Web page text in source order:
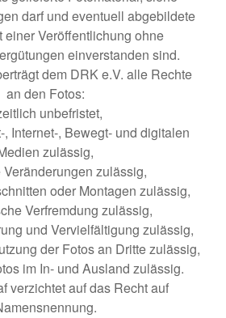
darf und eventuell abgebildete
einer Veröffentlichung ohne
einverstanden sind.
dem DRK e.V. alle Rechte
an den Fotos:
unbefristet,
Internet-, Bewegt- und digitalen
zulässig,
zulässig,
oder Montagen zulässig,
Verfremdung zulässig,
und Vervielfältigung zulässig,
der Fotos an Dritte zulässig,
im In- und Ausland zulässig.
verzichtet auf das Recht auf